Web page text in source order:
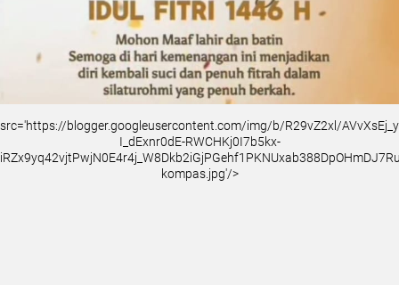
src='https://blogger.googleusercontent.com/img/b/R29vZ2xl/
I_dExnr0dE-RWCHKj0I7b5kx-
kompas.jpg'/>